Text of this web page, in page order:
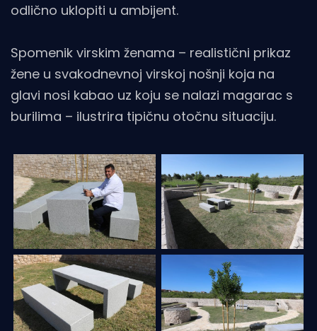
odlično uklopiti u ambijent.
Spomenik virskim ženama – realistični prikaz
žene u svakodnevnoj virskoj nošnji koja na
glavi nosi kabao uz koju se nalazi magarac s
burilima – ilustrira tipičnu otočnu situaciju.